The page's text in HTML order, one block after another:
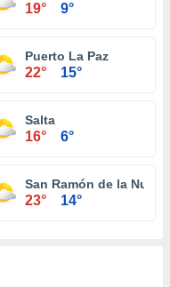
19° 9°
Puerto La Paz
22° 15°
Salta
16° 6°
San Ramón de la
23° 14°